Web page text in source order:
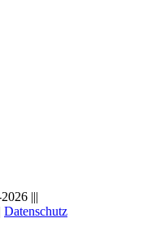
|||
Datenschutz